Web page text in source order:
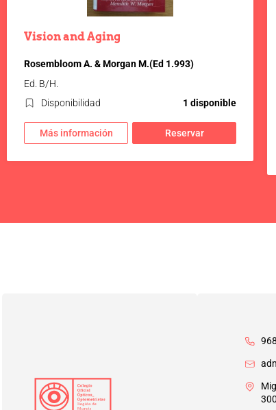
Vision and Aging
Rosembloom A. & Morgan M.(Ed 1.993)
Ed. B/H.
Disponibilidad
1 disponible
Más información Reservar